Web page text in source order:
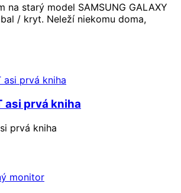
na starý model SAMSUNG GALAXY
/ kryt. Neleží niekomu doma,
asi prvá kniha
prvá kniha